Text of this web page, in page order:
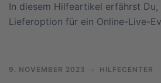
In diesem Hilfeartikel erfährst Du,
Lieferoption für ein Online-Live-
9. NOVEMBER 2023 HILFECENTER